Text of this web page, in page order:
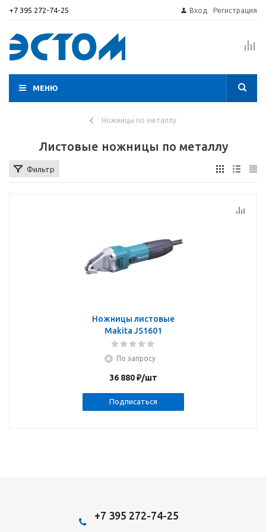
+7 395 272-74-25 Вход Регистрация
МЕНЮ
Ножницы по металлу
Листовые ножницы по металлу
Фильтр
Ножницы листовые
Makita JS1601
По запросу
36 880₽/шт
Подписаться
+7 395 272-74-25